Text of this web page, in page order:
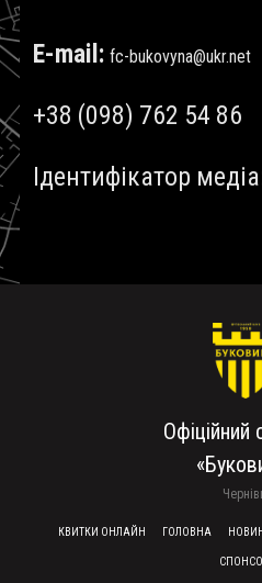
E-mail: fc-bukovyna@ukr.net
+38 (098) 762 54 86
Ідентифікатор
FOOTER MENU
КВИТКИ ОНЛАЙН ГОЛОВНА